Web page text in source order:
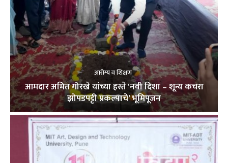
आरोग्य व शिक्षण
आमदार अमित गोरखे यांच्या हस्ते ‘नवी दिशा – शून्य कचरा
झोपडपट्टी प्रकल्पाचे’ भूमिपूजन